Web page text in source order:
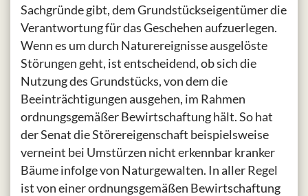
Sachgründe gibt, dem Grundstückseigentümer die
Verantwortung für das Geschehen aufzuerlegen.
Wenn es um durch Naturereignisse ausgelöste
Störungen geht, ist entscheidend, ob sich die
Nutzung des Grundstücks, von dem die
Beeinträchtigungen ausgehen, im Rahmen
ordnungsgemäßer Bewirtschaftung hält. So hat
der Senat die Störereigenschaft beispielsweise
verneint bei Umstürzen nicht erkennbar kranker
Bäume infolge von Naturgewalten. In aller Regel
ist von einer ordnungsgemäßen Bewirtschaftung